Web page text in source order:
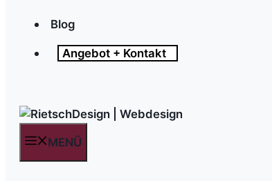
Blog
Angebot + Kontakt
MENÜ